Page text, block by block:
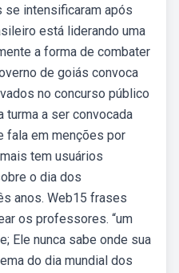
se intensificaram após
está liderando uma
a forma de combater
de goiás convoca
no concurso público
turma a ser convocada
fala em menções por
tem usuários
o dia dos
anos. Web15 frases
os professores. “um
Ele nunca sabe onde sua
do dia mundial dos